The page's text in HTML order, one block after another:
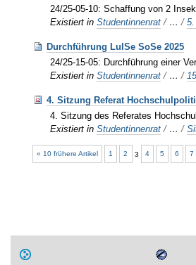
24/25-05-10: Schaffung von 2
Existiert in Studentinnenrat / …/
Durchführung LuISe SoSe 2025
24/25-15-05: Durchführung einer
Existiert in Studentinnenrat / …/
4. Sitzung Referat
4. Sitzung des Referates
Existiert in Studentinnenrat / …/
« 10 frühere Artikel 1 2 3 4 5 6 7